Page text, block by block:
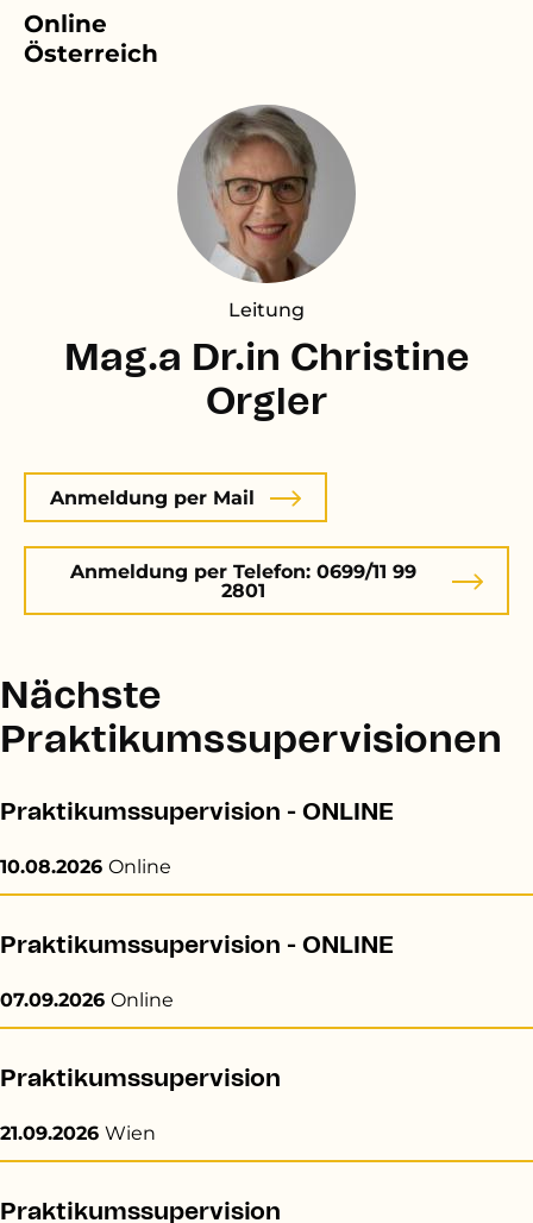
Online
Österreich
Leitung
Mag.a Dr.in Christine
Orgler
Anmeldung per Mail
Anmeldung per Telefon: 0699/11 99
2801
Nächste
Praktikumssupervisionen
Praktikumssupervision - ONLINE
10.08.2026 Online
Praktikumssupervision - ONLINE
07.09.2026 Online
Praktikumssupervision
21.09.2026 Wien
Praktikumssupervision